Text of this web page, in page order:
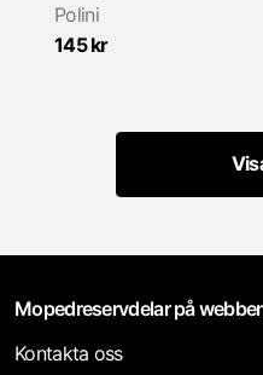
Polini
145 kr
Mopedreservdelar på
Kontakta oss